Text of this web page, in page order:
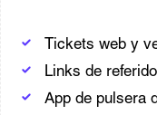
Tickets web y
Links de referido
App de pulsera